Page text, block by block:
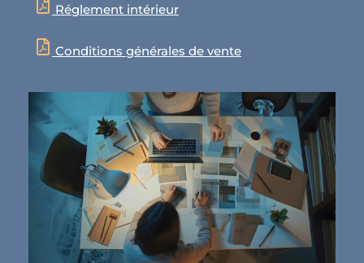
Réglement intérieur
Conditions générales de vente